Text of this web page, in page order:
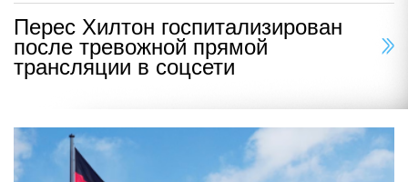
Перес Хилтон госпитализирован
после тревожной прямой
трансляции в соцсети